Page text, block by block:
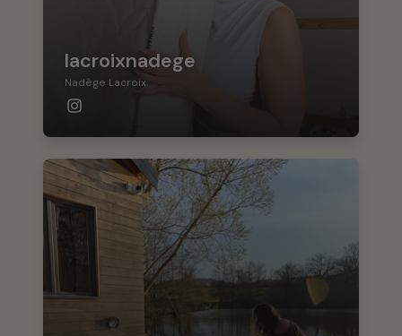
lacroixnadege
Nadège Lacroix